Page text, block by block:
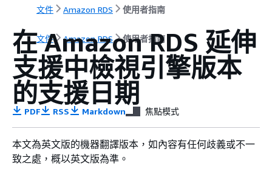
文件 Amazon RDS 使用者指南
文件 Amazon RDS 使用者指南
在 Amazon RDS 延伸
支援中檢視引擎版本
的支援日期
PDF RSS Markdown 焦點模式
本文為英文版的機器翻譯版本，如內容有任何歧義或不一
致之處，概以英文版為準。